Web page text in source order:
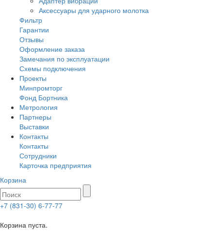
Аксессуары для ударного молотка
Фильтр
Гарантии
Отзывы
Оформление заказа
Замечания по эксплуатации
Схемы подключения
Проекты
Минпромторг
Фонд Бортника
Метрология
Партнеры
Выставки
Контакты
Контакты
Сотрудники
Карточка предприятия
Корзина
+7 (831-30) 6-77-77
Корзина пуста.